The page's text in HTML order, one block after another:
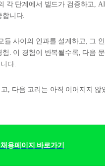
각 단계에서 빌드가 검증하고, AI
합니다.
듈 사이의 인과를 설계하고, 그 인
. 이 경험이 반복될수록, 다음 문
다.
, 다음 고리는 아직 이어지지 않
용페이지 바로가기